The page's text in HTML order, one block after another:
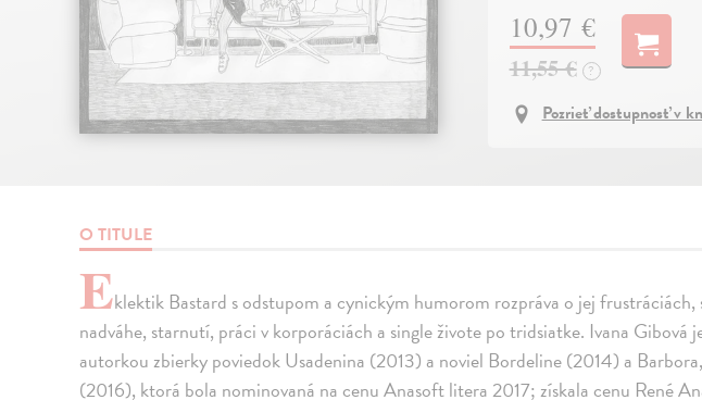
10,97 €
11,55 € ?
Pozrieť dostupnosť v
O TITULE
Eklektik Bastard s odstupom a cynickým humorom rozpráva o jej frustráciách,
nadváhe, starnutí, práci v korporáciách a single živote po tridsiatke. Ivana Gibová
autorkou zbierky poviedok Usadenina (2013) a noviel Bordeline (2014) a
(2016), ktorá bola nominovaná na cenu Anasoft litera 2017; získala cenu René